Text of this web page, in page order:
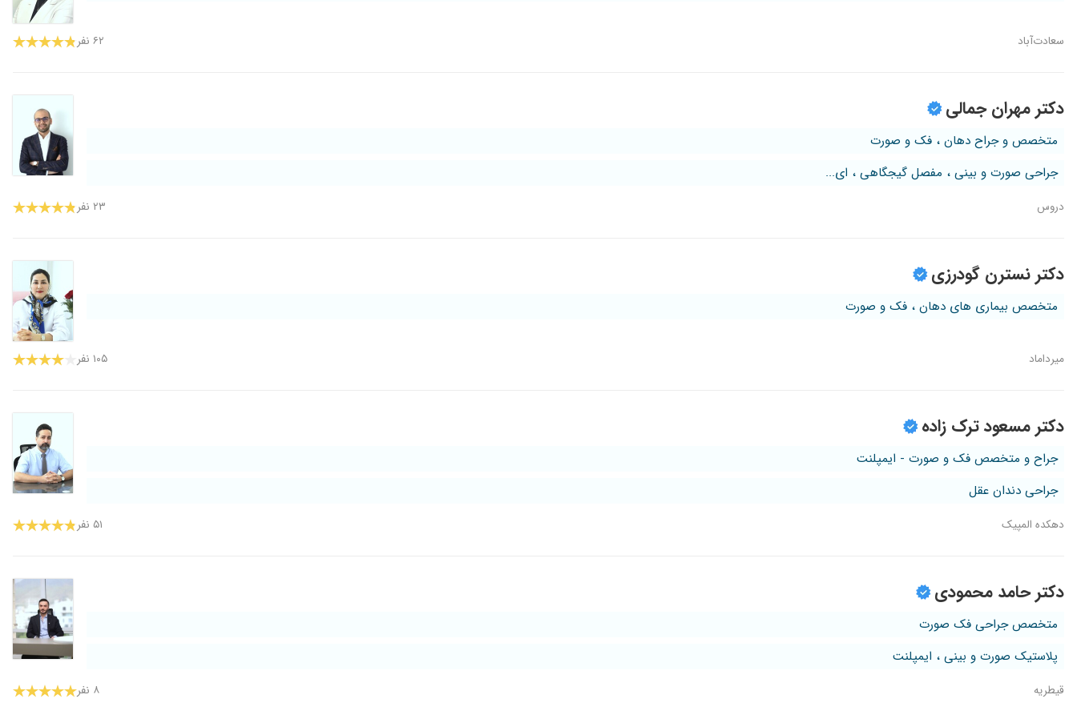
سعادت‌آباد ۶۲ نفر
دکتر مهران جمالی
متخصص و جراح دهان ، فک و صورت
جراحی صورت و بینی ، مفصل گیجگاهی ، ای...
دروس ۲۳ نفر
دکتر نسترن گودرزی
متخصص بیماری های دهان ، فک و صورت
میرداماد ۱۰۵ نفر
دکتر مسعود ترک زاده
جراح و متخصص فک و صورت - ایمپلنت
جراحی دندان عقل
دهکده المپیک ۵۱ نفر
دکتر حامد محمودی
متخصص جراحی فک صورت
پلاستیک صورت و بینی ، ایمپلنت
قیطریه ۸ نفر